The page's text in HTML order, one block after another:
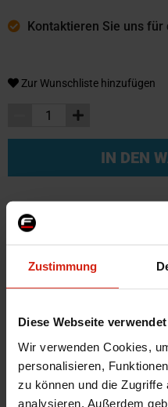
Zustimmung
Diese Webseite
Wir verwenden Cookies,
personalisieren,
zu können und die
analysieren. Außerdem
Kontaktieren Sie uns
Zur Wunschliste hinzufügen
IN DEN
Weitere
Weitere
SKU
Marke
SK-
Zertifikat
Menge
1
Automarkenname